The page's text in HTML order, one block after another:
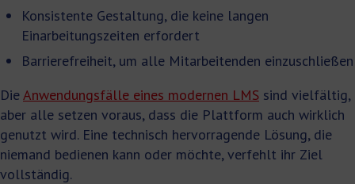
Konsistente Gestaltung, die keine langen
Einarbeitungszeiten erfordert
Barrierefreiheit, um alle Mitarbeitenden einzuschließen
DieAnwendungsfälle eines modernen LMS sind vielfältig,
aber alle setzen voraus, dass die Plattform auch wirklich
genutzt wird. Eine technisch hervorragende Lösung, die
niemand bedienen kann oder möchte, verfehlt ihr Ziel
vollständig.